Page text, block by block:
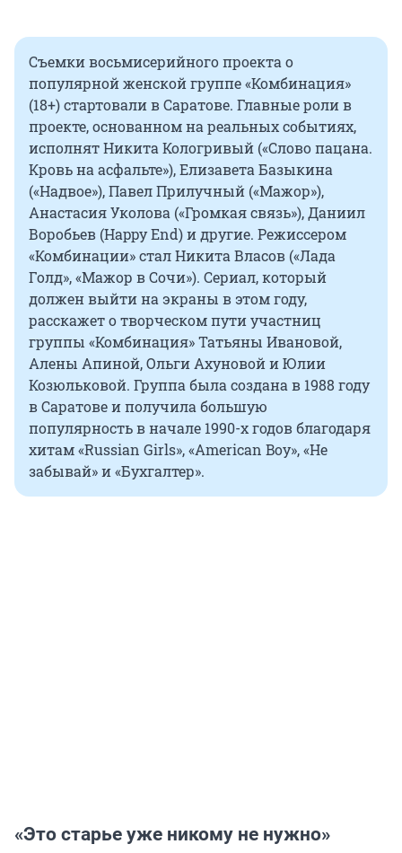
Съемки восьмисерийного проекта о
популярной женской группе «Комбинация»
(18+) стартовали в Саратове. Главные роли в
проекте, основанном на реальных событиях,
исполнят Никита Кологривый («Слово пацана.
Кровь на асфальте»), Елизавета Базыкина
(«Надвое»), Павел Прилучный («Мажор»),
Анастасия Уколова («Громкая связь»), Даниил
Воробьев (Happy End) и другие. Режиссером
«Комбинации» стал Никита Власов («Лада
Голд», «Мажор в Сочи»). Сериал, который
должен выйти на экраны в этом году,
расскажет о творческом пути участниц
группы «Комбинация» Татьяны Ивановой,
Алены Апиной, Ольги Ахуновой и Юлии
Козюльковой. Группа была создана в 1988 году
в Саратове и получила большую
популярность в начале 1990-х годов благодаря
хитам «Russian Girls», «American Boy», «‎Не
забывай»‎ и «Бухгалтер».
«Это старье уже никому не нужно»